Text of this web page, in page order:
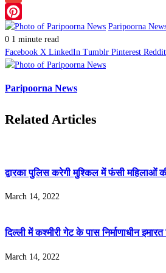
Gmail
Pinterest
Paripoorna
0 1 minute read
Facebook X LinkedIn Tumblr Pinterest Reddit
Paripoorna News
Related Articles
द्वारका पुलिस करेगी मुश्किल में फंसी महिलाओं
March 14, 2022
दिल्ली में कश्मीरी गेट के पास निर्माणाधीन
March 14, 2022